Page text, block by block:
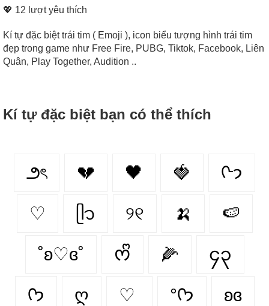
💖 12 lượt yêu thích
Kí tự đặc biệt trái tim ( Emoji ), icon biểu tượng hình trái tim
đẹp trong game như Free Fire, PUBG, Tiktok, Facebook, Liên
Quân, Play Together, Audition ..
Kí tự đặc biệt bạn có thể thích
౨ৎ 💔 🖤 🍓 ᢉ𐭩
♡ ᥫ᭡ ୨୧ 🍌 🍉
˚ʚ♡ɞ˚ ᰔᩚ 🌽 ၄၃
ᡣ𐭩 ღ ♡ °ᡣ𐭩 ʚɞ